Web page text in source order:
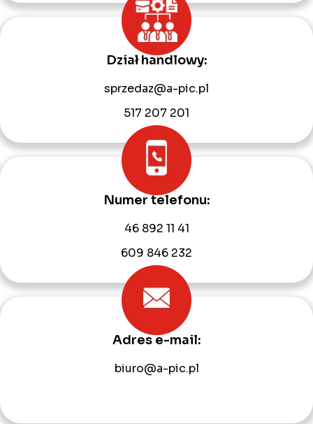
Dział handlowy:
sprzedaz@a-pic.pl
517 207 201
Numer telefonu:
46 892 11 41
609 846 232
Adres e-mail:
biuro@a-pic.pl